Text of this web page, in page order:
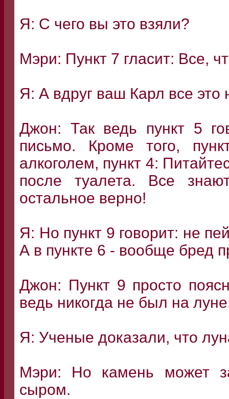
Я: С чего вы это взяли?
Мэри: Пункт 7 гласит: Все,
Я: А вдруг ваш Карл все это
Джон: Так ведь пункт 5
письмо. Кроме того,
алкоголем, пункт 4:
после туалета. Все
остальное верно!
Я: Но пункт 9 говорит: не
А в пункте 6 - вообще бред
Джон: Пункт 9 просто
ведь никогда не был на
Я: Ученые доказали, что
Мэри: Но камень может
сыром.